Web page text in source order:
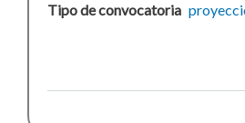
Tipo de convocatoria